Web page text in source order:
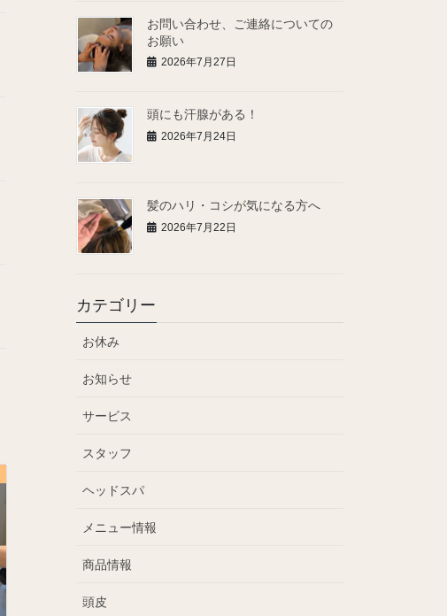
お問い合わせ、ご連絡についての
お願い
2026年7月27日
頭にも汗腺がある！
2026年7月24日
髪のハリ・コシが気になる方へ
2026年7月22日
カテゴリー
お休み
お知らせ
サービス
スタッフ
ヘッドスパ
メニュー情報
商品情報
頭皮